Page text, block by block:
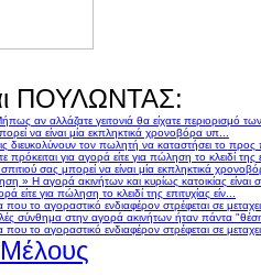
ΠΟΥΛΩΝΤΑΣ:
αν αλλάζατε γειτονιά θα είχατε περιορισμό
να είναι μία εκπληκτικά χρονοβόρα υπ...
διευκολύνουν τον πωλητή να καταστήσει το
πρόκειται για αγορά είτε για πώληση το κλειδί της
σας μπορεί να είναι μία εκπληκτικά
» Η αγορά ακινήτων και κυρίως κατοικίας
είτε για πώληση το κλειδί της επιτυχίας είν...
το αγοραστικό ενδιαφέρον στρέφεται σε
σύνθημα στην αγορά ακινήτων ήταν πάντα
το αγοραστικό ενδιαφέρον στρέφεται σε